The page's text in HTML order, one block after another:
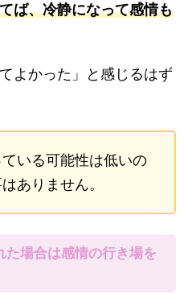
ば、冷静になって感情も
よかった」と感じるはず
いる可能性は低いの
ありません。
場合は感情の行き場を